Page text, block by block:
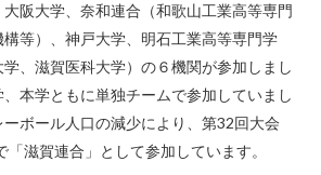
阪大学、奈和連合（和歌山工業高等専門
等）、神戸大学、明石工業高等専門学
、滋賀医科大学）の６機関が参加しまし
本学ともに単独チームで参加していまし
ボール人口の減少により、第32回大会
「滋賀連合」として参加しています。